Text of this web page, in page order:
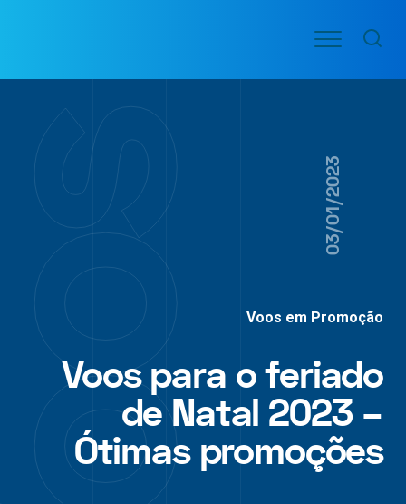
conteúdo
VOO
AÉREAS
Menu
03/01/2023
Voos em Promoção
Voos para o feriado
de Natal 2023 –
Ótimas promoções